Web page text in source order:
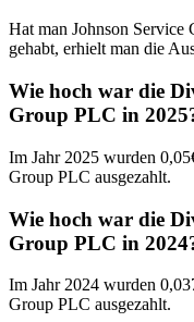
Hat man Johnson
gehabt, erhielt man die
Wie hoch war die
Group PLC in
Im Jahr 2025 wurden
Group PLC ausgezahlt.
Wie hoch war die
Group PLC in
Im Jahr 2024 wurden
Group PLC ausgezahlt.